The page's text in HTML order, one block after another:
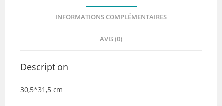
INFORMATIONS COMPLÉMENTAIRES
AVIS (0)
Description
30,5*31,5 cm